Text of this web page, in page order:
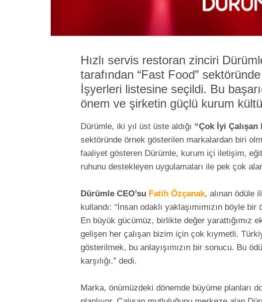
Hızlı servis restoran zinciri
tarafından “Fast Food”
İşyerleri listesine seçildi. Bu
önem ve şirketin güçlü kurum
Dürümle, iki yıl üst üste aldığı “Çok İyi Çalışan
sektöründe örnek gösterilen markalardan biri
faaliyet gösteren Dürümle, kurum içi iletişim,
ruhunu destekleyen uygulamaları ile pek çok
Dürümle CEO’su Fatih Özçanak, alınan ödüle
kullandı: “İnsan odaklı yaklaşımımızın böyle
En büyük gücümüz, birlikte değer yarattığımız
gelişen her çalışan bizim için çok kıymetli.
gösterilmek, bu anlayışımızın bir sonucu. Bu
karşılığı.” dedi.
Marka, önümüzdeki dönemde büyüme planları